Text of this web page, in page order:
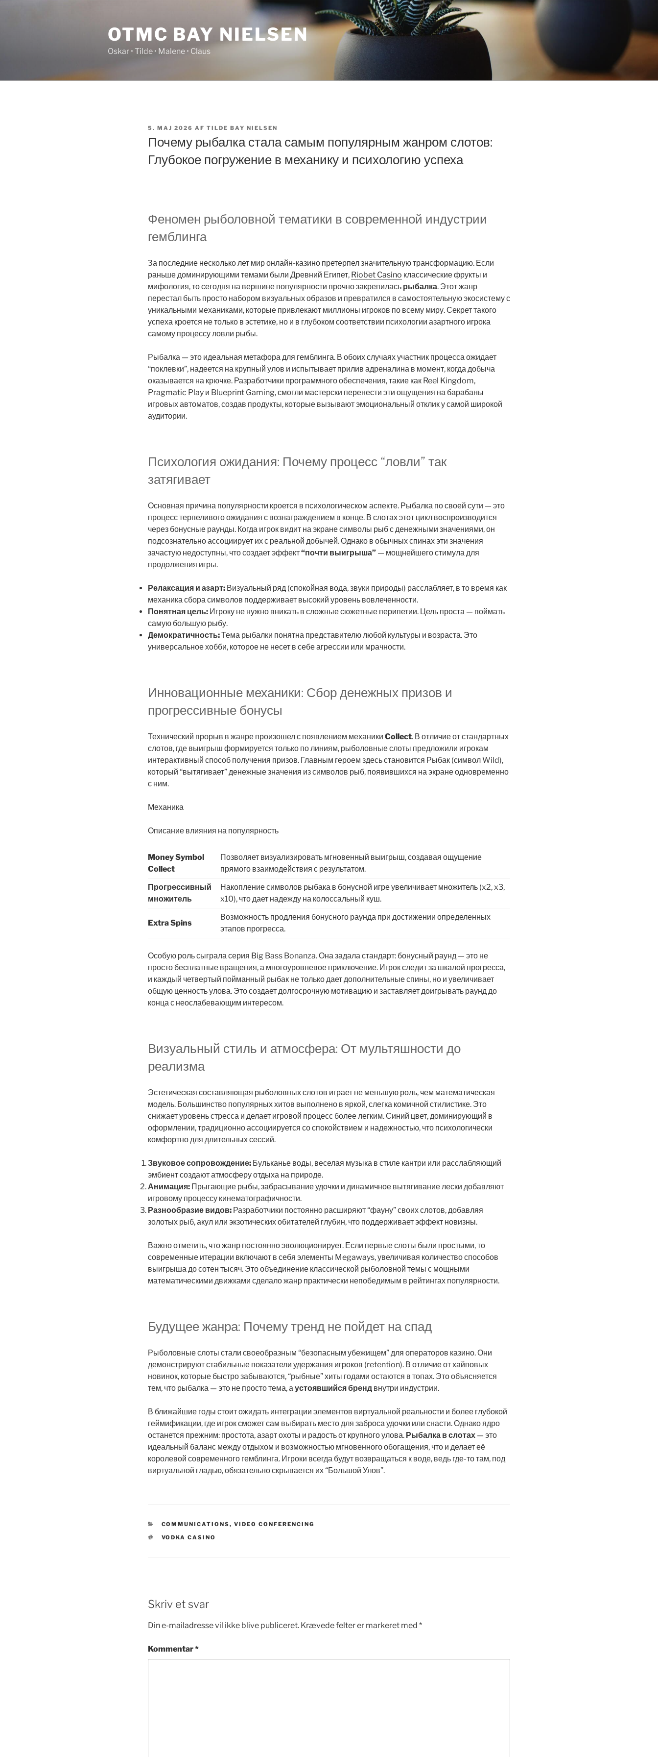
OTMC BAY NIELSEN
Oskar • Tilde • Malene • Claus
UDGIVET
5. MAJ 2026 AF TILDE BAY NIELSEN
Почему рыбалка стала самым популярным жанром слотов:
Глубокое погружение в механику и психологию успеха
Феномен рыболовной тематики в современной индустрии
гемблинга
За последние несколько лет мир онлайн-казино претерпел значительную трансформацию. Если
раньше доминирующими темами были Древний Египет, Riobet Casino классические фрукты и
мифология, то сегодня на вершине популярности прочно закрепилась рыбалка. Этот жанр
перестал быть просто набором визуальных образов и превратился в самостоятельную экосистему с
уникальными механиками, которые привлекают миллионы игроков по всему миру. Секрет такого
успеха кроется не только в эстетике, но и в глубоком соответствии психологии азартного игрока
самому процессу ловли рыбы.
Рыбалка — это идеальная метафора для гемблинга. В обоих случаях участник процесса ожидает
“поклевки”, надеется на крупный улов и испытывает прилив адреналина в момент, когда добыча
оказывается на крючке. Разработчики программного обеспечения, такие как Reel Kingdom,
Pragmatic Play и Blueprint Gaming, смогли мастерски перенести эти ощущения на барабаны
игровых автоматов, создав продукты, которые вызывают эмоциональный отклик у самой широкой
аудитории.
Психология ожидания: Почему процесс “ловли” так
затягивает
Основная причина популярности кроется в психологическом аспекте. Рыбалка по своей сути — это
процесс терпеливого ожидания с вознаграждением в конце. В слотах этот цикл воспроизводится
через бонусные раунды. Когда игрок видит на экране символы рыб с денежными значениями, он
подсознательно ассоциирует их с реальной добычей. Однако в обычных спинах эти значения
зачастую недоступны, что создает эффект“почти выигрыша” — мощнейшего стимула для
продолжения игры.
Релаксация и азарт: Визуальный ряд (спокойная вода, звуки природы) расслабляет, в то время как
механика сбора символов поддерживает высокий уровень вовлеченности.
Понятная цель: Игроку не нужно вникать в сложные сюжетные перипетии. Цель проста — поймать
самую большую рыбу.
Демократичность:Тема рыбалки понятна представителю любой культуры и возраста. Это
универсальное хобби, которое не несет в себе агрессии или мрачности.
Инновационные механики: Сбор денежных призов и
прогрессивные бонусы
Технический прорыв в жанре произошел с появлением механики Collect. В отличие от стандартных
слотов, где выигрыш формируется только по линиям, рыболовные слоты предложили игрокам
интерактивный способ получения призов. Главным героем здесь становится Рыбак (символ Wild),
который “вытягивает” денежные значения из символов рыб, появившихся на экране одновременно
с ним.
Механика
Описание влияния на популярность
Money Symbol
Collect
Позволяет визуализировать мгновенный выигрыш, создавая ощущение
прямого взаимодействия с результатом.
Прогрессивный
множитель
Накопление символов рыбака в бонусной игре увеличивает множитель (x2, x3,
x10), что дает надежду на колоссальный куш.
Extra Spins
Возможность продления бонусного раунда при достижении определенных
этапов прогресса.
Особую роль сыграла серия Big Bass Bonanza. Она задала стандарт: бонусный раунд — это не
просто бесплатные вращения, а многоуровневое приключение. Игрок следит за шкалой прогресса,
и каждый четвертый пойманный рыбак не только дает дополнительные спины, но и увеличивает
общую ценность улова. Это создает долгосрочную мотивацию и заставляет доигрывать раунд до
конца с неослабевающим интересом.
Визуальный стиль и атмосфера: От мультяшности до
реализма
Эстетическая составляющая рыболовных слотов играет не меньшую роль, чем математическая
модель. Большинство популярных хитов выполнено в яркой, слегка комичной стилистике. Это
снижает уровень стресса и делает игровой процесс более легким. Синий цвет, доминирующий в
оформлении, традиционно ассоциируется со спокойствием и надежностью, что психологически
комфортно для длительных сессий.
Звуковое сопровождение: Бульканье воды, веселая музыка в стиле кантри или расслабляющий
эмбиент создают атмосферу отдыха на природе.
Анимация: Прыгающие рыбы, забрасывание удочки и динамичное вытягивание лески добавляют
игровому процессу кинематографичности.
Разнообразие видов: Разработчики постоянно расширяют “фауну” своих слотов, добавляя
золотых рыб, акул или экзотических обитателей глубин, что поддерживает эффект новизны.
Важно отметить, что жанр постоянно эволюционирует. Если первые слоты были простыми, то
современные итерации включают в себя элементы Megaways, увеличивая количество способов
выигрыша до сотен тысяч. Это объединение классической рыболовной темы с мощными
математическими движками сделало жанр практически непобедимым в рейтингах популярности.
Будущее жанра: Почему тренд не пойдет на спад
Рыболовные слоты стали своеобразным “безопасным убежищем” для операторов казино. Они
демонстрируют стабильные показатели удержания игроков (retention). В отличие от хайповых
новинок, которые быстро забываются, “рыбные” хиты годами остаются в топах. Это объясняется
тем, что рыбалка — это не просто тема, аустоявшийся бренд внутри индустрии.
В ближайшие годы стоит ожидать интеграции элементов виртуальной реальности и более глубокой
геймификации, где игрок сможет сам выбирать место для заброса удочки или снасти. Однако ядро
останется прежним: простота, азарт охоты и радость от крупного улова. Рыбалка в слотах — это
идеальный баланс между отдыхом и возможностью мгновенного обогащения, что и делает её
королевой современного гемблинга. Игроки всегда будут возвращаться к воде, ведь где-то там, под
виртуальной гладью, обязательно скрывается их “Большой Улов”.
KATEGORIER
COMMUNICATIONS, VIDEO CONFERENCING
TAGS
VODKA CASINO
Skriv et svar
Din e-mailadresse vil ikke blive publiceret. Krævede felter er markeret med *
Kommentar*